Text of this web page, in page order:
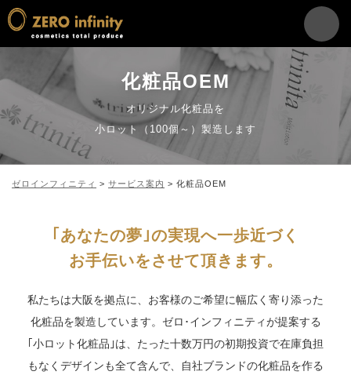
化粧品OEM
オリジナル化粧品を
小ロット（100個～）製造します
ゼロインフィニティ > サービス案内 > 化粧品OEM
｢あなたの夢｣の実現へ一歩近づく
お手伝いをさせて頂きます。
私たちは大阪を拠点に、お客様のご希望に幅広く寄り添った
化粧品を製造しています。 ゼロ･インフィニティが提案する
｢小ロット化粧品｣は、 たった十数万円の初期投資で在庫負担
もなくデザインも全て含んで、
自社ブランドの化粧品を作る